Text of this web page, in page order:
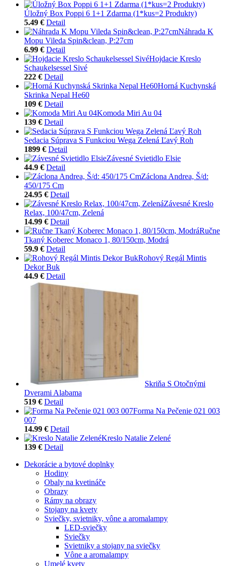
Úložný Box Poppi 6 1+1 Zdarma (1*kus=2 Produkty)
5.49 € Detail
Náhrada K
Mopu Vileda Spin&clean, P:27cm
6.99 € Detail
Hojdacie Kreslo
Schaukelsessel Sivé
222 € Detail
Horná Kuchynská
Skrinka Nepal He60
109 € Detail
Komoda Miri Au 04
139 € Detail
Sedacia Súprava S Funkciou Wega Zelená Ľavý Roh
1899 € Detail
Závesné Svietidlo Elsie
44.9 € Detail
Záclona Andrea, Š/d:
450/175 Cm
24.95 € Detail
Závesné Kreslo
Relax, 100/47cm, Zelená
14.99 € Detail
Ručne
Tkaný Koberec Monaco 1, 80/150cm, Modrá
59.9 € Detail
Rohový Regál Mintis
Dekor Buk
44.9 € Detail
Skriňa S Otočnými
Dverami Alabama
519 € Detail
Forma Na Pečenie 021 003
007
14.99 € Detail
Kreslo Natalie Zelené
139 € Detail
Dekorácie a bytové doplnky
Hodiny
Obaly na kvetináče
Obrazy
Rámy na obrazy
Stojany na kvety
Sviečky, svietniky, vône a aromalampy
LED-sviečky
Sviečky
Svietniky a stojany na sviečky
Vône a aromalampy
Umelé kvety